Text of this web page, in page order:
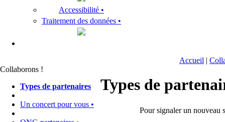
Accessibilité •
Traitement des données •
Accueil |
Collaborons !
Types de partenaires
Un concert pour vous •
Types de
Pour signaler un nouveau